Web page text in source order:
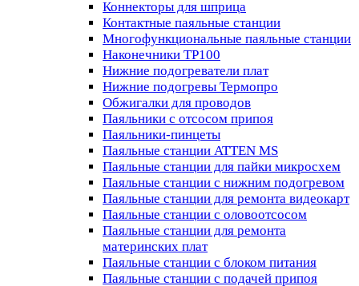
Коннекторы для шприца
Контактные паяльные станции
Многофункциональные паяльные станции
Наконечники TP100
Нижние подогреватели плат
Нижние подогревы Термопро
Обжигалки для проводов
Паяльники с отсосом припоя
Паяльники-пинцеты
Паяльные станции ATTEN MS
Паяльные станции для пайки микросхем
Паяльные станции с нижним подогревом
Паяльные станции для ремонта видеокарт
Паяльные станции с оловоотсосом
Паяльные станции для ремонта
материнских плат
Паяльные станции с блоком питания
Паяльные станции с подачей припоя